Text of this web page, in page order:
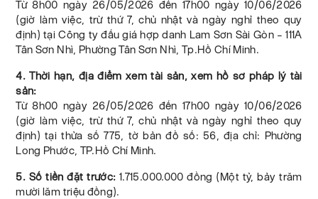
Từ 8h00 ngày 26/05/2026 đến 17h00 ngày 10/06/2026
(giờ làm việc, trừ thứ 7, chủ nhật và ngày nghỉ theo quy
định) tại Công ty đấu giá hợp danh Lam Sơn Sài Gòn – 111A
Tân Sơn Nhì, Phường Tân Sơn Nhì, Tp.Hồ Chí Minh.
4. Thời hạn, địa điểm xem tài sản, xem hồ sơ pháp lý tài
sản:
Từ 8h00 ngày 26/05/2026 đến 17h00 ngày 10/06/2026
(giờ làm việc, trừ thứ 7, chủ nhật và ngày nghỉ theo quy
định) tại thửa số 775, tờ bản đồ số: 56, địa chỉ: Phường
Long Phước, TP.Hồ Chí Minh.
5. Số tiền đặt trước: 1.715.000.000 đồng (Một tỷ, bảy trăm
mười lăm triệu đồng).